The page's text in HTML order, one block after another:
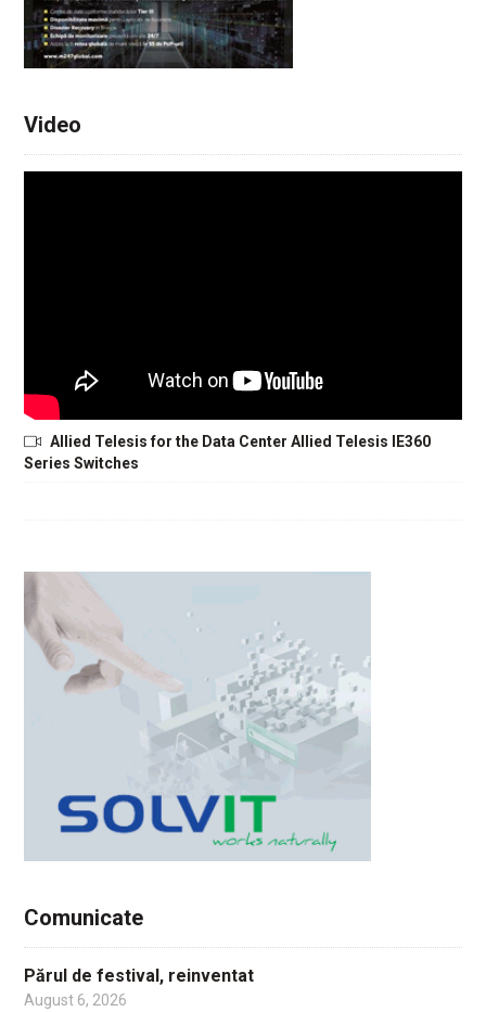
Video
Allied Telesis for the Data Center Allied Telesis IE360
Series Switches
Comunicate
Părul de festival, reinventat
August 6, 2026